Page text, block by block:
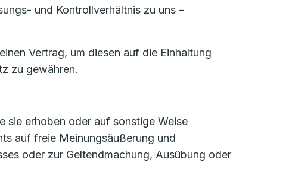
und Kontrollverhältnis zu uns –
Vertrag, um diesen auf die Einhaltung
zu gewähren.
sie erhoben oder auf sonstige Weise
auf freie Meinungsäußerung und
oder zur Geltendmachung, Ausübung oder